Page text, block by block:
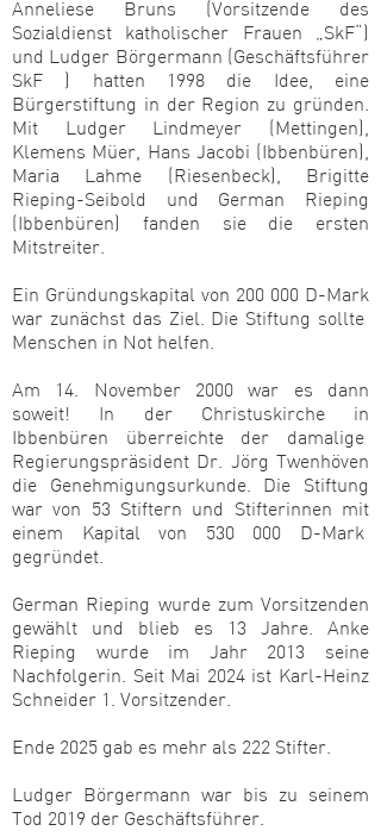
Anneliese Bruns (Vorsitzende des
Sozialdienst katholischer Frauen „SkF“)
und Ludger Börgermann (Geschäftsführer
SkF ) hatten 1998 die Idee, eine
Bürgerstiftung in der Region zu gründen.
Mit Ludger Lindmeyer (Mettingen),
Klemens Müer, Hans Jacobi (Ibbenbüren),
Maria Lahme (Riesenbeck), Brigitte
Rieping-Seibold und German Rieping
(Ibbenbüren) fanden sie die ersten
Mitstreiter.
Ein Gründungskapital von 200 000 D-Mark
war zunächst das Ziel. Die Stiftung sollte
Menschen in Not helfen.
Am 14. November 2000 war es dann
soweit! In der Christuskirche in
Ibbenbüren überreichte der damalige
Regierungspräsident Dr. Jörg Twenhöven
die Genehmigungsurkunde. Die Stiftung
war von 53 Stiftern und Stifterinnen mit
einem Kapital von 530 000 D-Mark
gegründet.
German Rieping wurde zum Vorsitzenden
gewählt und blieb es 13 Jahre. Anke
Rieping wurde im Jahr 2013 seine
Nachfolgerin. Seit Mai 2024 ist Karl-Heinz
Schneider 1. Vorsitzender.
Ende 2025 gab es mehr als 222 Stifter.
Ludger Börgermann war bis zu seinem
Tod 2019 der Geschäftsführer.